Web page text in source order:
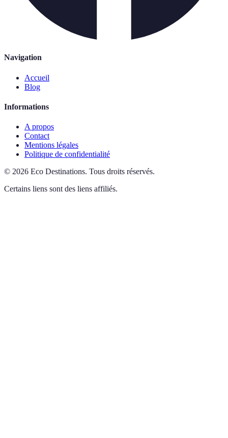
Navigation
Accueil
Blog
Informations
A propos
Contact
Mentions légales
Politique de confidentialité
© 2026 Eco Destinations. Tous droits réservés.
Certains liens sont des liens affiliés.